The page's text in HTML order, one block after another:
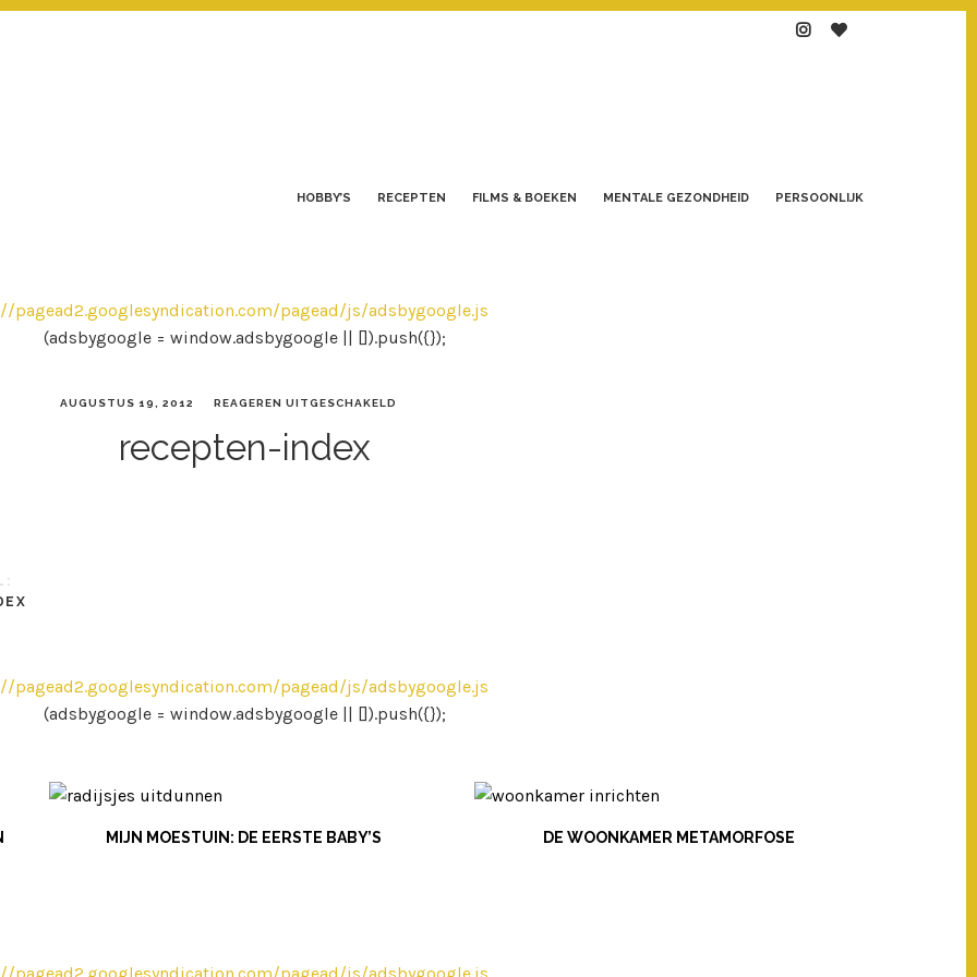
HOBBY’S RECEPTEN FILMS & BOEKEN MENTALE GEZONDHEID PERSOONLIJK
//pagead2.googlesyndication.com/pagead/js/adsbygoogle.js
(adsbygoogle = window.adsbygoogle || []).push({});
AUGUSTUS 19, 2012 REAGEREN UITGESCHAKELD
recepten-index
//pagead2.googlesyndication.com/pagead/js/adsbygoogle.js
(adsbygoogle = window.adsbygoogle || []).push({});
MIJN MOESTUIN: DE EERSTE BABY’S DE WOONKAMER METAMORFOSE